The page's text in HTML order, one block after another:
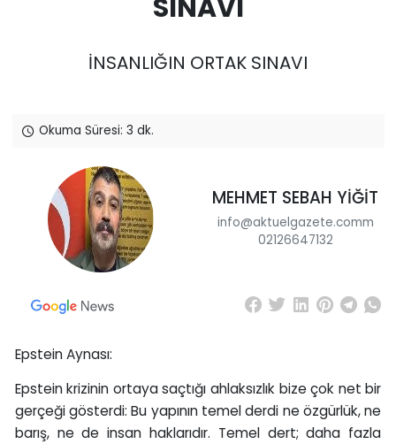
SINAVI
İNSANLIĞIN ORTAK SINAVI
Okuma Süresi: 3 dk.
MEHMET SEBAH YİĞİT
info@aktuelgazete.comm
02126647132
Epstein Aynası:
Epstein krizinin ortaya saçtığı ahlaksızlık bize çok net bir
gerçeği gösterdi: Bu yapının temel derdi ne özgürlük, ne
barış, ne de insan haklarıdır. Temel dert; daha fazla